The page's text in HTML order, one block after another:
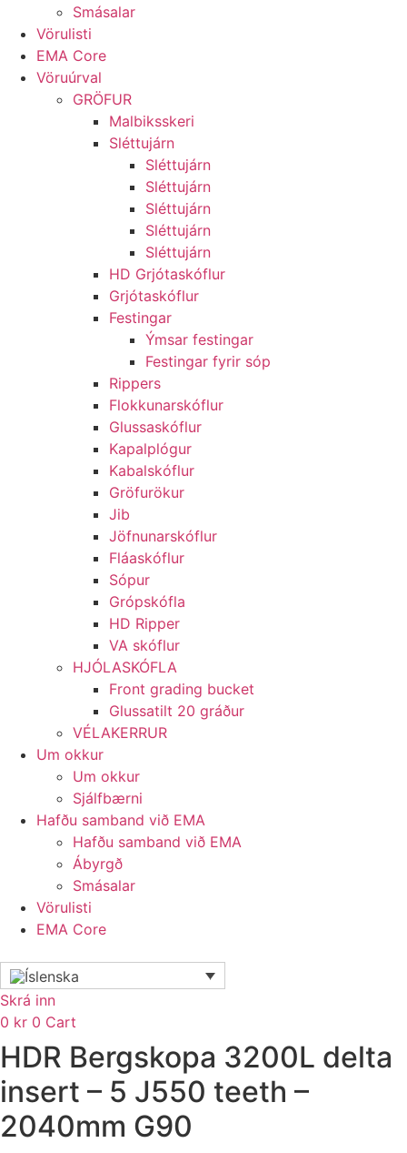
Smásalar
Vörulisti
EMA Core
Vöruúrval
GRÖFUR
Malbiksskeri
Sléttujárn
Sléttujárn
Sléttujárn
Sléttujárn
Sléttujárn
Sléttujárn
HD Grjótaskóflur
Grjótaskóflur
Festingar
Ýmsar festingar
Festingar fyrir sóp
Rippers
Flokkunarskóflur
Glussaskóflur
Kapalplógur
Kabalskóflur
Gröfurökur
Jib
Jöfnunarskóflur
Fláaskóflur
Sópur
Grópskófla
HD Ripper
VA skóflur
HJÓLASKÓFLA
Front grading bucket
Glussatilt 20 gráður
VÉLAKERRUR
Um okkur
Um okkur
Sjálfbærni
Hafðu samband við EMA
Hafðu samband við EMA
Ábyrgð
Smásalar
Vörulisti
EMA Core
Skrá inn
0 kr 0 Cart
HDR Bergskopa 3200L delta
insert – 5 J550 teeth –
2040mm G90